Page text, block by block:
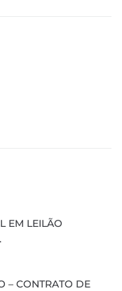
EM LEILÃO
– CONTRATO DE